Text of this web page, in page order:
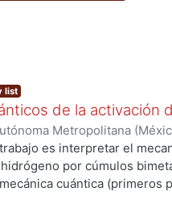
list
de la activación
Metropolitana
Información.,2004-03 )
es interpretar el
por cúmulos
cuántica (primeros